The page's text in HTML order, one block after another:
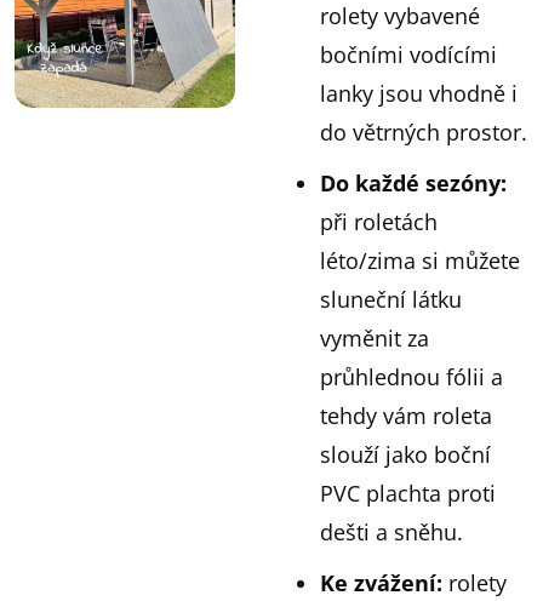
rolety vybavené
bočními vodícími
lanky jsou vhodně i
do větrných prostor.
Do každé sezóny:
při roletách
léto/zima si můžete
sluneční látku
vyměnit za
průhlednou fólii a
tehdy vám roleta
slouží jako boční
PVC plachta proti
dešti a sněhu.
Ke zvážení: rolety